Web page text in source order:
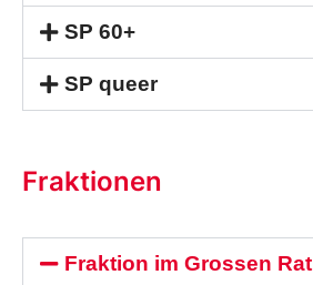
SP 60+
SP queer
Fraktionen
Fraktion im Grossen Rat